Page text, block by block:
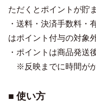
ただくとポイントが貯
・送料・決済手数料・
はポイント付与の対象
・ポイントは商品発送
※反映までに時間がか
■ 使い方